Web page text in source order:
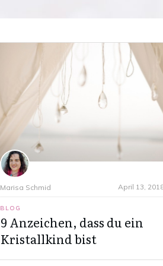
Marisa Schmid April 13,
BLOG
9 Anzeichen, dass du ein
Kristallkind bist